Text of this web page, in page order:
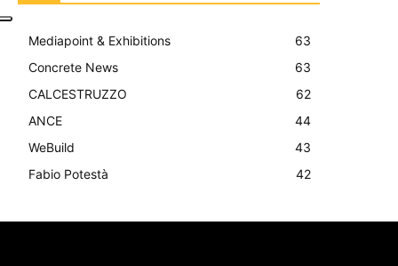
Mediapoint & Exhibitions
63
Concrete News
63
CALCESTRUZZO
62
ANCE
44
WeBuild
43
Fabio Potestà
42